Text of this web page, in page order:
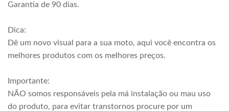
Garantia de 90 dias.
Dica:
Dê um novo visual para a sua moto, aqui você encontra os
melhores produtos com os melhores preços.
Importante:
NÃO somos responsáveis pela má instalação ou mau uso
do produto, para evitar transtornos procure por um